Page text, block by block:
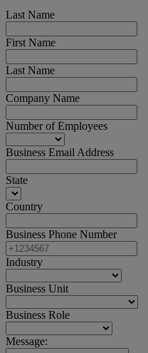
Last Name
First Name
Last Name
Company Name
Number of Employees
Business Email Address
State
Country
Business Phone Number
Industry
Business Unit
Business Role
Message: